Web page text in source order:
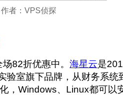
者：VPS侦探
82折优惠中。 海星云是
验室旗下品牌，从财务系统
，Windows、Linux都可以